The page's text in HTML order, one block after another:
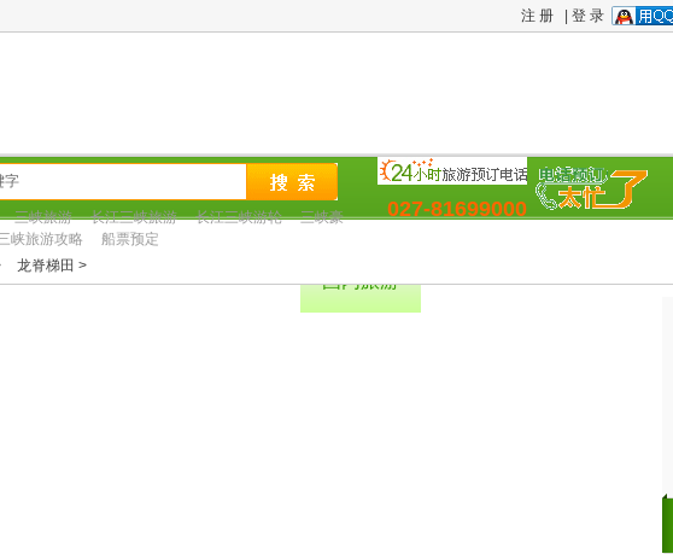
登 录
注 册
三峡旅游 长江三峡旅游 长江三峡游轮
三峡豪
峡旅游攻略 船票预定
027-81699000
轮 三峡旅游 周边旅游 国内旅游 酒店预定 旅游门票
龙脊梯田 >